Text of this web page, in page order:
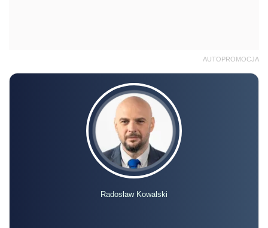
AUTOPROMOCJA
Radosław Kowalski